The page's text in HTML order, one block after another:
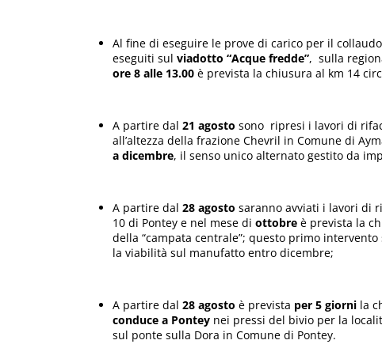
Al fine di eseguire le prove di carico per il
eseguiti sul viadotto “Acque fredde”, sulla
ore 8 alle 13.00 è prevista la chiusura al km 14
A partire dal 21 agosto sono ripresi i lavori di
all’altezza della frazione Chevril in Comune di
a dicembre, il senso unico alternato gestito da
A partire dal 28 agosto saranno avviati i lavori di
10 di Pontey e nel mese di ottobre è prevista la
della “campata centrale”; questo primo
la viabilità sul manufatto entro dicembre;
A partire dal 28 agosto è prevista per 5 giorni la
conduce a Pontey nei pressi del bivio per la
sul ponte sulla Dora in Comune di Pontey.